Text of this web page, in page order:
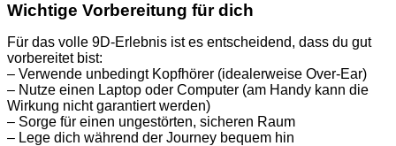
Wichtige Vorbereitung für dich
Für das volle 9D-Erlebnis ist es entscheidend, dass du gut
vorbereitet bist:
– Verwende unbedingt Kopfhörer (idealerweise Over-Ear)
– Nutze einen Laptop oder Computer (am Handy kann die
Wirkung nicht garantiert werden)
– Sorge für einen ungestörten, sicheren Raum
– Lege dich während der Journey bequem hin